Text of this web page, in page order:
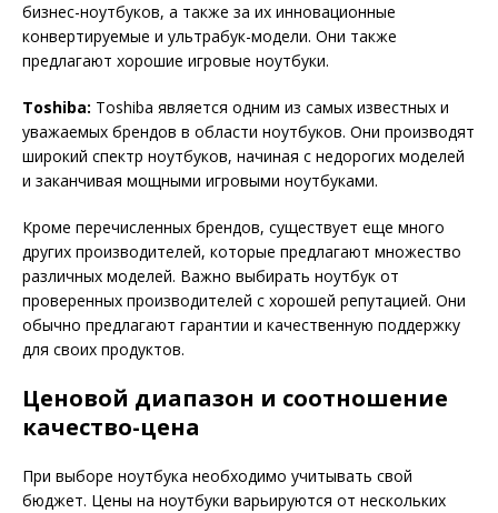
бизнес-ноутбуков, а также за их инновационные
конвертируемые и ультрабук-модели. Они также
предлагают хорошие игровые ноутбуки.
Toshiba: Toshiba является одним из самых известных и
уважаемых брендов в области ноутбуков. Они производят
широкий спектр ноутбуков, начиная с недорогих моделей
и заканчивая мощными игровыми ноутбуками.
Кроме перечисленных брендов, существует еще много
других производителей, которые предлагают множество
различных моделей. Важно выбирать ноутбук от
проверенных производителей с хорошей репутацией. Они
обычно предлагают гарантии и качественную поддержку
для своих продуктов.
Ценовой диапазон и соотношение
качество-цена
При выборе ноутбука необходимо учитывать свой
бюджет. Цены на ноутбуки варьируются от нескольких